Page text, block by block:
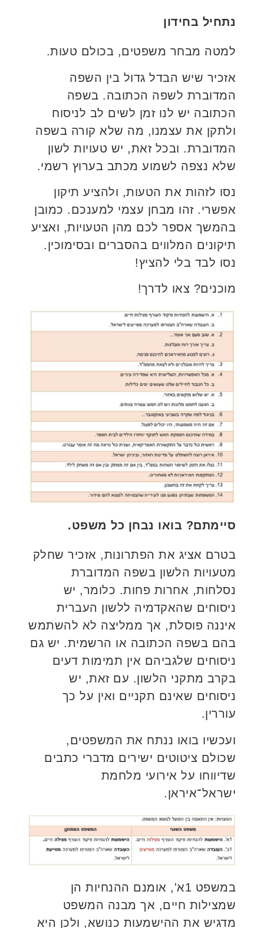
נתחיל בחידון
למטה מבחר משפטים, בכולם טעות.
אזכיר שיש הבדל גדול בין השפה
המדוברת לשפה הכתובה. בשפה
הכתובה יש לנו זמן לשים לב לניסוח
ולתקן את עצמנו, מה שלא קורה בשפה
המדוברת. ובכל זאת, יש טעויות לשון
שלא נצפה לשמוע מכתב בערוץ רשמי.
נסו לזהות את הטעות, ולהציע תיקון
אפשרי. זהו מבחן עצמי למענכם. כמובן
בהמשך אספר לכם מהן הטעויות, ואציע
תיקונים המלווים בהסברים ובסימוכין.
נסו לבד בלי להציץ!
מוכנים? צאו לדרך!
סיימתם? בואו נבחן כל משפט.
בטרם אציג את הפתרונות, אזכיר שחלק
מטעויות הלשון בשפה המדוברת
נסלחות, אחרות פחות. כלומר, יש
ניסוחים שהאקדמיה ללשון העברית
איננה פוסלת, אך ממליצה לא להשתמש
בהם בשפה הכתובה או הרשמית. יש גם
ניסוחים שלגביהם אין תמימות דעים
בקרב מתקני הלשון. עם זאת, יש
ניסוחים שאינם תקניים ואין על כך
עוררין.
ועכשיו בואו ננתח את המשפטים,
שכולם ציטוטים ישירים מדברי כתבים
שדיווחו על אירועי מלחמת
ישראל־איראן.
במשפט 1א', אומנם ההנחיות הן
שמצילות חיים, אך מבנה המשפט
מדגיש את ההישמעות כנושא, ולכן היא